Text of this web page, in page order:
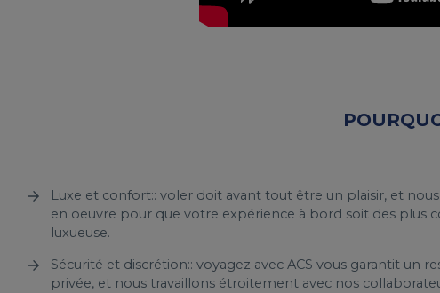
Luxe et confort:: voler doit avant tout être un plaisir, et
en oeuvre pour que votre expérience à bord soit des plus
luxueuse.
Sécurité et discrétion:: voyagez avec ACS vous garantit un
privée, et nous travaillons étroitement avec nos